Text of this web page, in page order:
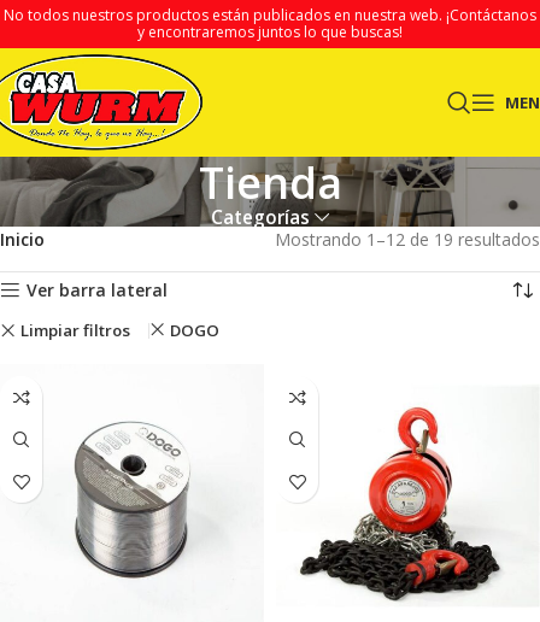
No todos nuestros productos están publicados en nuestra web. ¡Contáctanos
y encontraremos juntos lo que buscas!
Tienda
Categorías
Inicio Mostrando 1–12 de 19 resultados
Ver barra lateral
Limpiar filtros DOGO